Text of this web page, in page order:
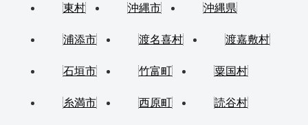
東村 沖縄市 沖縄県
浦添市 渡名喜村 渡嘉敷村
石垣市 竹富町 粟国村
糸満市 西原町 読谷村